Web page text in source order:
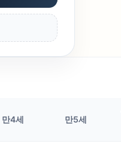
만4세 만5세